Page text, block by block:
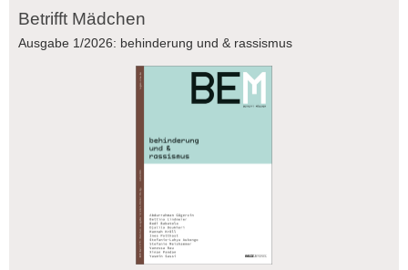
Betrifft Mädchen
Ausgabe 1/2026: behinderung und & rassismus